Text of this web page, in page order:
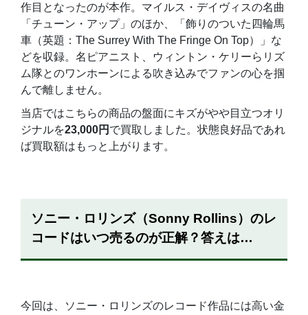
作目となったのが本作。マイルス・デイヴィスの名曲
「チューン・アップ」のほか、「飾りのついた四輪馬
車（英題：The Surrey With The Fringe On Top）」な
どを収録。名ピアニスト、ウィントン・ケリーらリズ
ム隊とのワンホーンによる吹き込みでファンの心を掴
んで離しません。
当店ではこちらの商品の盤面にキズがやや目立つオリ
ジナルを23,000円 で買取しました。状態良好品であれ
ば買取額はもっと上がります。
ソニー・ロリンズ（Sonny Rollins）のレ
コードはいつ売るのが正解？答えは…
今回は、ソニー・ロリンズのレコード作品には高い金